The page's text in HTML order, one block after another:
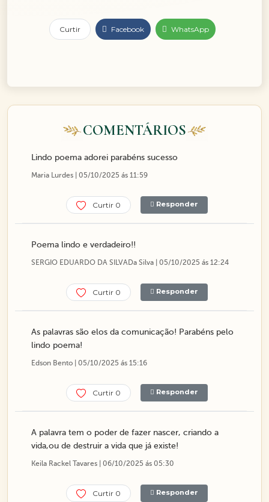
Curtir Facebook WhatsApp
COMENTÁRIOS
Lindo poema adorei parabéns sucesso
Maria Lurdes | 05/10/2025 ás 11:59
Curtir 0 Responder
Poema lindo e verdadeiro!!
SERGIO EDUARDO DA SILVADa Silva | 05/10/2025 ás 12:24
Curtir 0 Responder
As palavras são elos da comunicação! Parabéns pelo
lindo poema!
Edson Bento | 05/10/2025 ás 15:16
Curtir 0 Responder
A palavra tem o poder de fazer nascer, criando a
vida,ou de destruir a vida que já existe!
Keila Rackel Tavares | 06/10/2025 ás 05:30
Curtir 0 Responder